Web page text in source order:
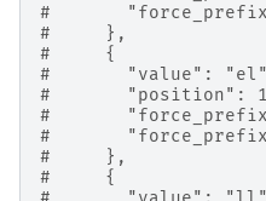
#
#     },
#     {
#       "value":
#       "position":
#
#
#     },
#     {